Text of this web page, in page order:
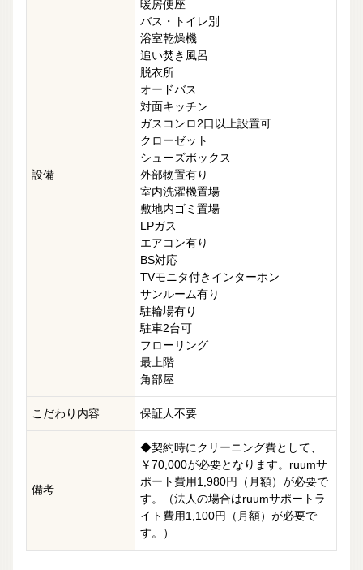
設備
暖房便座
バス・トイレ別
浴室乾燥機
追い焚き風呂
脱衣所
オードバス
対面キッチン
ガスコンロ2口以上設置可
クローゼット
シューズボックス
外部物置有り
室内洗濯機置場
敷地内ゴミ置場
LPガス
エアコン有り
BS対応
TVモニタ付きインターホン
サンルーム有り
駐輪場有り
駐車2台可
フローリング
最上階
角部屋
こだわり内容 保証人不要
備考
◆契約時にクリーニング費として、
￥70,000が必要となります。ruumサ
ポート費用1,980円（月額）が必要で
す。（法人の場合はruumサポートラ
イト費用1,100円（月額）が必要で
す。）